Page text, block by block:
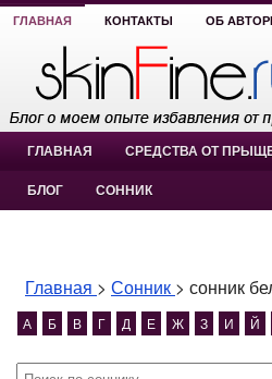
ГЛАВНАЯ КОНТАКТЫ ОБ
ГЛАВНАЯ СРЕДСТВА ОТ
БЛОГ СОННИК
Главная > Сонник > сонник
А Б В Г Д Е Ж З И Й